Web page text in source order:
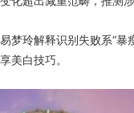
易梦玲解释识别失败系“暴
享美白技巧。